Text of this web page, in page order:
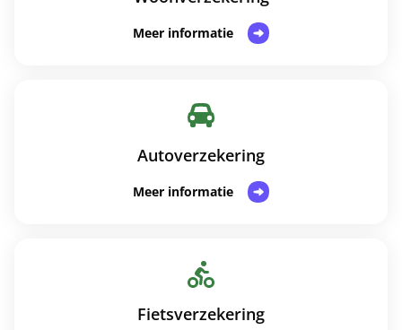
Meer informatie
Autoverzekering
Meer informatie
Fietsverzekering